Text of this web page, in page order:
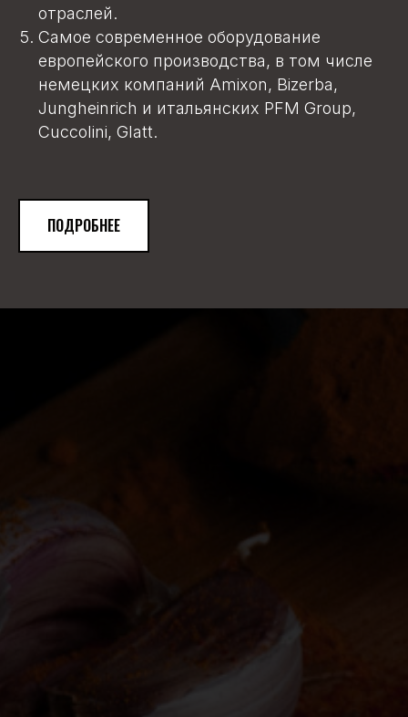
отраслей.
Самое современное оборудование
европейского производства, в том числе
немецких компаний Amixon, Bizerba,
Jungheinrich и итальянских PFM Group,
Сuccolini, Glatt.
ПОДРОБНЕЕ